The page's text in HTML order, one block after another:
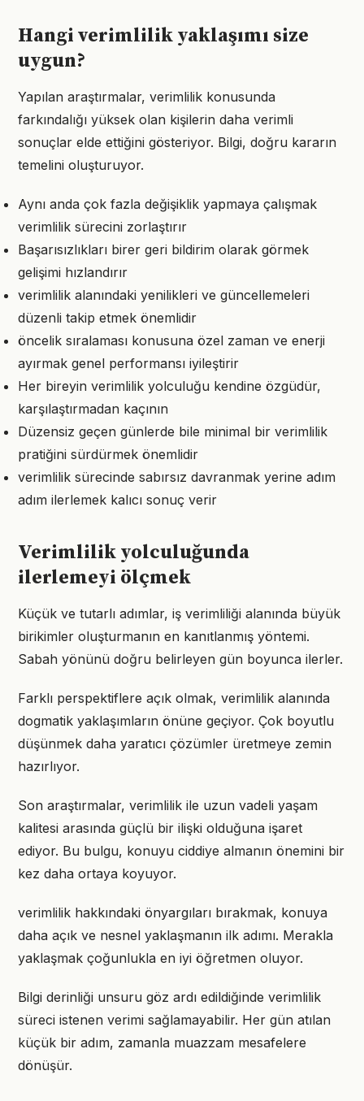
Hangi verimlilik yaklaşımı size
uygun?
Yapılan araştırmalar, verimlilik konusunda
farkındalığı yüksek olan kişilerin daha verimli
sonuçlar elde ettiğini gösteriyor. Bilgi, doğru kararın
temelini oluşturuyor.
Aynı anda çok fazla değişiklik yapmaya çalışmak
verimlilik sürecini zorlaştırır
Başarısızlıkları birer geri bildirim olarak görmek
gelişimi hızlandırır
verimlilik alanındaki yenilikleri ve güncellemeleri
düzenli takip etmek önemlidir
öncelik sıralaması konusuna özel zaman ve enerji
ayırmak genel performansı iyileştirir
Her bireyin verimlilik yolculuğu kendine özgüdür,
karşılaştırmadan kaçının
Düzensiz geçen günlerde bile minimal bir verimlilik
pratiğini sürdürmek önemlidir
verimlilik sürecinde sabırsız davranmak yerine adım
adım ilerlemek kalıcı sonuç verir
Verimlilik yolculuğunda
ilerlemeyi ölçmek
Küçük ve tutarlı adımlar, iş verimliliği alanında büyük
birikimler oluşturmanın en kanıtlanmış yöntemi.
Sabah yönünü doğru belirleyen gün boyunca ilerler.
Farklı perspektiflere açık olmak, verimlilik alanında
dogmatik yaklaşımların önüne geçiyor. Çok boyutlu
düşünmek daha yaratıcı çözümler üretmeye zemin
hazırlıyor.
Son araştırmalar, verimlilik ile uzun vadeli yaşam
kalitesi arasında güçlü bir ilişki olduğuna işaret
ediyor. Bu bulgu, konuyu ciddiye almanın önemini bir
kez daha ortaya koyuyor.
verimlilik hakkındaki önyargıları bırakmak, konuya
daha açık ve nesnel yaklaşmanın ilk adımı. Merakla
yaklaşmak çoğunlukla en iyi öğretmen oluyor.
Bilgi derinliği unsuru göz ardı edildiğinde verimlilik
süreci istenen verimi sağlamayabilir. Her gün atılan
küçük bir adım, zamanla muazzam mesafelere
dönüşür.